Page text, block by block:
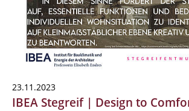
23.11.2023
IBEA Stegreif | Design to